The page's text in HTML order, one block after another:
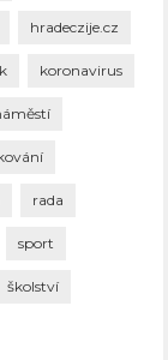
hradeczije.cz
koronavirus
rada
sport
školství